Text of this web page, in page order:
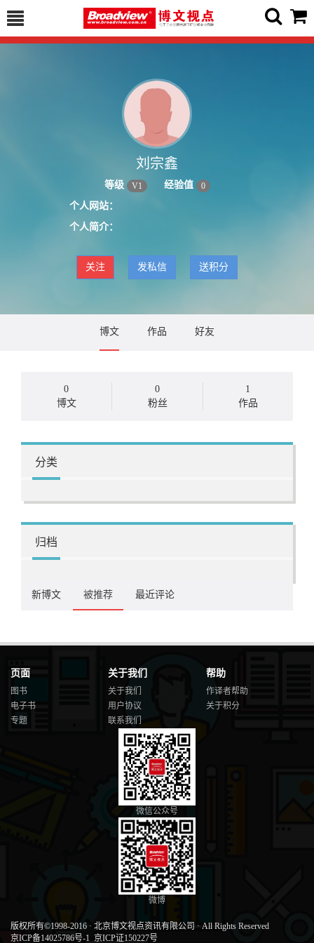
刘宗鑫
等级 V1 经验值 0
个人网站：
个人简介：
关注 发私信 送积分
博文 作品 好友
0
博文
0
粉丝
1
作品
分类
归档
新博文 被推荐 最近评论
页面
图书
电子书
专题
关于我们
关于我们
用户协议
联系我们
帮助
作译者帮助
关于积分
微信公众号
微博
版权所有©1998-2016 · 北京博文视点资讯有限公司 · All Rights Reserved
京ICP备14025786号-1 京ICP证150227号